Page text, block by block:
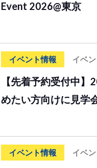
Event 2026@東京
イベント情報 イベ
【先着予約受付中
めたい方向けに見学
イベント情報 イベ